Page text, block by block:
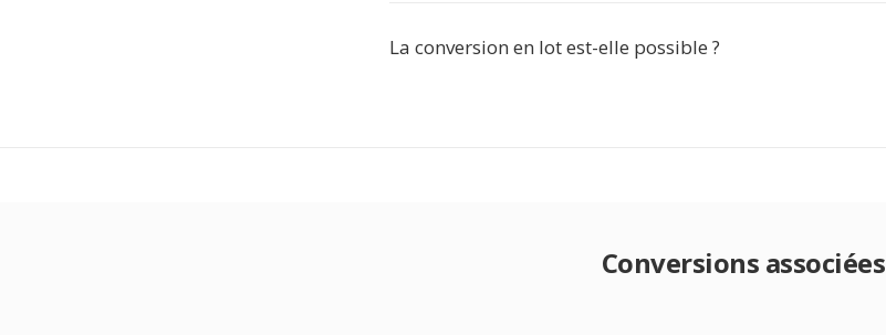
La conversion en lot est-elle possible ?
Conversions associées